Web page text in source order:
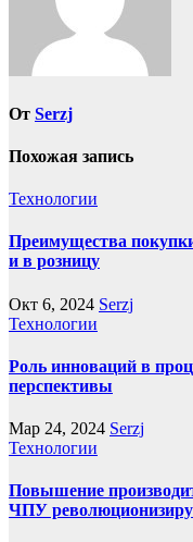
От Serzj
Похожая запись
Технологии
Преимущества
и в розницу
Окт 6, 2024 Serzj
Технологии
Роль инноваций в
перспективы
Мар 24, 2024 Serzj
Технологии
Повышение
ЧПУ